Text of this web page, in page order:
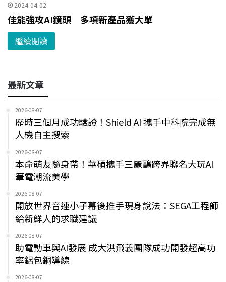
2024-04-02
佳能強攻AI鏡頭 多項新產品獲大單
繼續閱讀
最新文章
2026-08-07
歷時三個月成功驗證！Shield AI 攜手中科院完成無
人機自主搜索
2026-08-07
本命萌友隨身帶！華碩攜手三麗鷗跨界聯名大玩AI
筆電潮流美學
2026-08-07
開放世界音速小子幕後推手現身說法：SEGA工程師
給新鮮人的求職建議
2026-08-07
助電動車與AI發展 成大洪飛義團隊成功開發超高功
率鋁包銅導線
2026-08-07